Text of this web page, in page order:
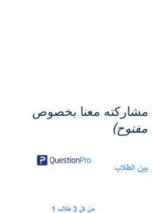
معنا بخصوص